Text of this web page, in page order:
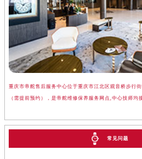
重庆市帝舵售后服务中心位于重庆市江北区观音桥步行
（需提前预约），是帝舵维修保养服务网点,中心技师均
常见问题